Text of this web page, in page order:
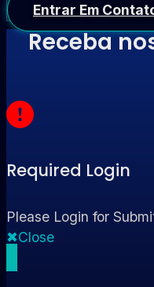
Entrar Em
Receba
Required Login
Please Login for
Close